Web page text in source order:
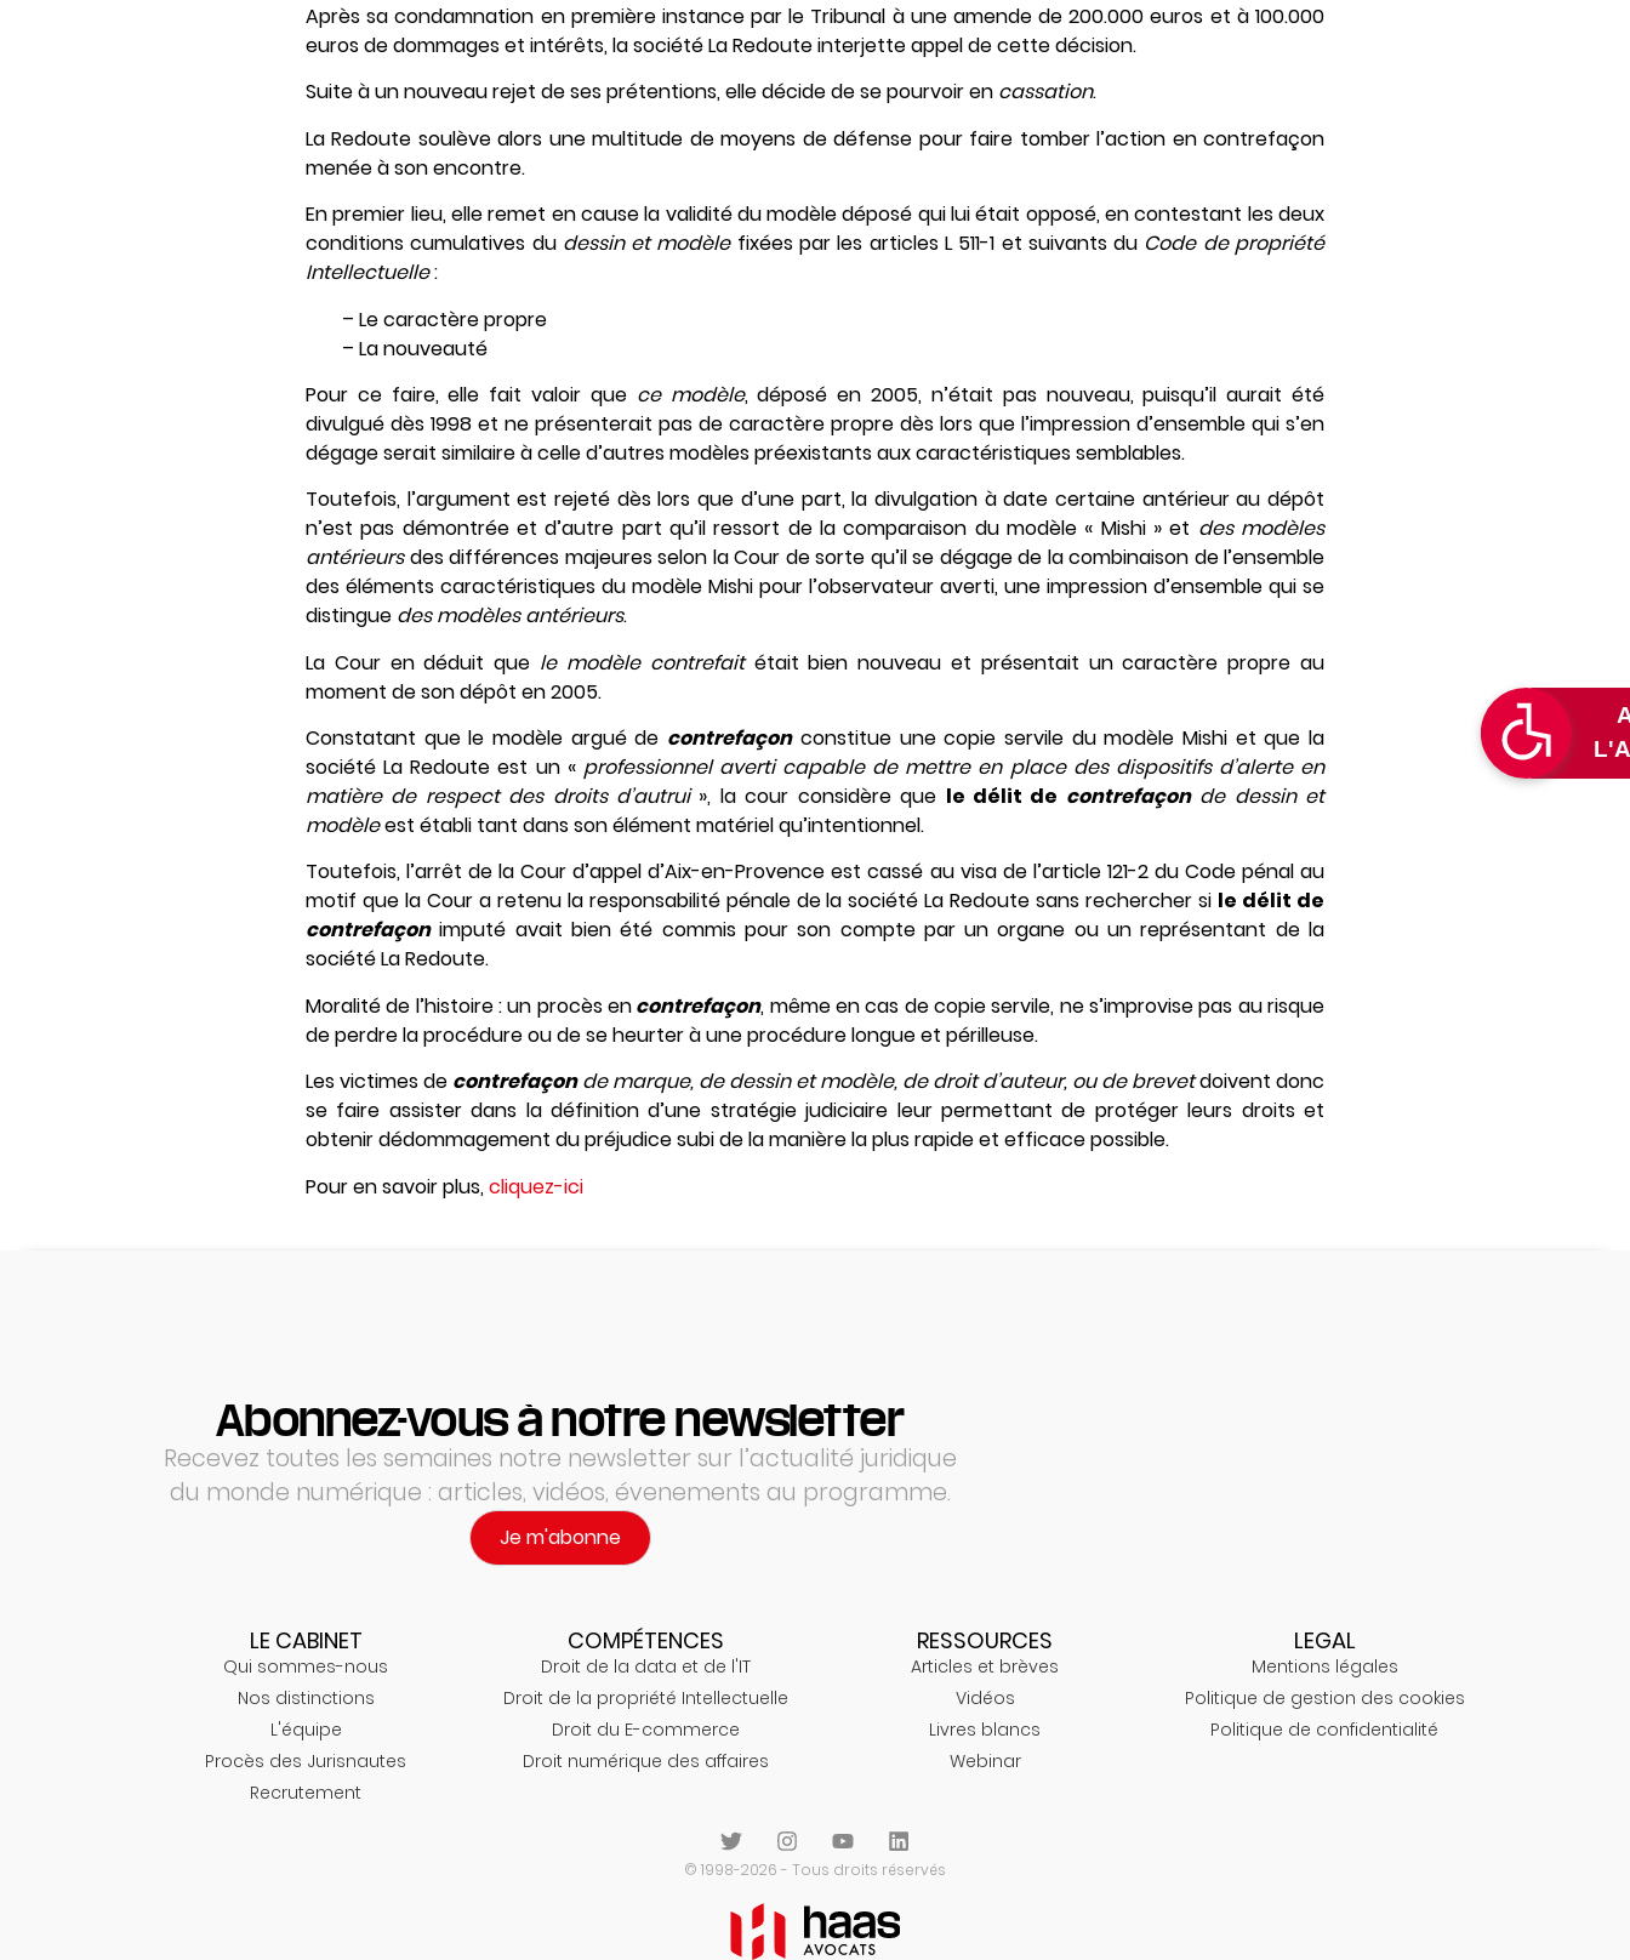
Après sa condamnation en première instance par le Tribunal à une amende de 200.000 euros et à 100.000
euros de dommages et intérêts, la société La Redoute interjette appel de cette décision.
Suite à un nouveau rejet de ses prétentions, elle décide de se pourvoir en cassation.
La Redoute soulève alors une multitude de moyens de défense pour faire tomber l’action en contrefaçon
menée à son encontre.
En premier lieu, elle remet en cause la validité du modèle déposé qui lui était opposé, en contestant les deux
conditions cumulatives du dessin et modèlefixées par les articles L 511-1 et suivants du Code de propriété
Intellectuelle:
– Le caractère propre
– La nouveauté
Pour ce faire, elle fait valoir que ce modèle, déposé en 2005, n’était pas nouveau, puisqu’il aurait été
divulgué dès 1998 et ne présenterait pas de caractère propre dès lors que l’impression d’ensemble qui s’en
dégage serait similaire à celle d’autres modèles préexistants aux caractéristiques semblables.
Toutefois, l’argument est rejeté dès lors que d’une part, la divulgation à date certaine antérieur au dépôt
n’est pas démontrée et d’autre part qu’il ressort de la comparaison du modèle « Mishi » et des modèles
antérieursdes différences majeures selon la Cour de sorte qu’il se dégage de la combinaison de l’ensemble
des éléments caractéristiques du modèle Mishi pour l’observateur averti, une impression d’ensemble qui se
distingue des modèles antérieurs.
La Cour en déduit que le modèle contrefaitétait bien nouveau et présentait un caractère propre au
moment de son dépôt en 2005.
Constatant que le modèle argué de contrefaçonconstitue une copie servile du modèle Mishi et que la
société La Redoute est un « professionnel averti capable de mettre en place des dispositifs d’alerte en
matière de respect des droits d’autrui», la cour considère que le délit de contrefaçon de dessin et
modèleest établi tant dans son élément matériel qu’intentionnel.
Toutefois, l’arrêt de la Cour d’appel d’Aix-en-Provence est cassé au visa de l’article 121-2 du Code pénal au
motif que la Cour a retenu la responsabilité pénale de la société La Redoute sans rechercher si le délit de
contrefaçonimputé avait bien été commis pour son compte par un organe ou un représentant de la
société La Redoute.
Moralité de l’histoire : un procès encontrefaçon, même en cas de copie servile, ne s’improvise pas au risque
de perdre la procédure ou de se heurter à une procédure longue et périlleuse.
Les victimes de contrefaçonde marque, de dessin et modèle, de droit d’auteur, ou de brevetdoivent donc
se faire assister dans la définition d’une stratégie judiciaire leur permettant de protéger leurs droits et
obtenir dédommagement du préjudice subi de la manière la plus rapide et efficace possible.
Pour en savoir plus,cliquez-ici
Abonnez-vous à notre newsletter
Recevez toutes les semaines notre newsletter sur l’actualité juridique
du monde numérique : articles, vidéos, évenements au programme.
Je m'abonne
LE CABINET
Qui sommes-nous
Nos distinctions
L'équipe
Procès des Jurisnautes
Recrutement
COMPÉTENCES
Droit de la data et de l'IT
Droit de la propriété Intellectuelle
Droit du E-commerce
Droit numérique des affaires
RESSOURCES
Articles et brèves
Vidéos
Livres blancs
Webinar
LEGAL
Mentions légales
Politique de gestion des cookies
Politique de confidentialité
© 1998-2026 - Tous droits réservés